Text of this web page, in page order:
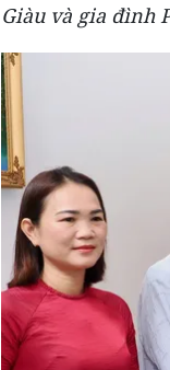
Giàu và gia đình